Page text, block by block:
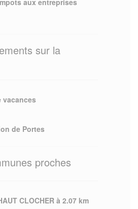
sur la
vacances
de Portes
proches
CLOCHER à 2.07 km